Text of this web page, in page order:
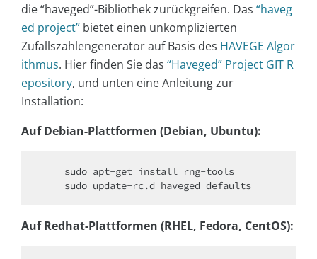
die “haveged”-Bibliothek zurückgreifen. Das “haveg
ed project” bietet einen unkomplizierten
Zufallszahlengenerator auf Basis des HAVEGE Algor
ithmus. Hier finden Sie das “Haveged” Project GIT R
epository, und unten eine Anleitung zur
Installation:
Auf Debian-Plattformen (Debian, Ubuntu):
Auf Redhat-Plattformen (RHEL, Fedora, CentOS):